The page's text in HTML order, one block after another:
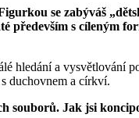
se zabýváš
především s cíleným
hledání a vysvětlování
duchovnem a církví.
souborů. Jak jsi